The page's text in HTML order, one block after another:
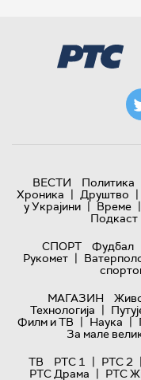
ВЕСТИ Политика
Хроника | Друштво |
у Украјини | Време |
Подкаст
СПОРТ
Фудбал
Рукомет |
МАГАЗИН
Технологијa |
Филм и ТВ | Наука |
За мале
ТВ
РТС 1 | РТС 2 |
РТС Драма | РТС